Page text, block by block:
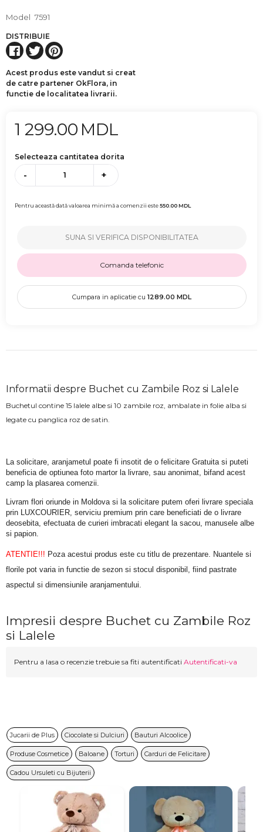
Model 7591
DISTRIBUIE
Acest produs este vandut si creat
de catre partener OkFlora, in
functie de localitatea livrarii.
1 299.00 MDL
Selecteaza cantitatea dorita
- +
Pentru această dată valoarea minimă a comenzii este550.00MDL
SUNA SI VERIFICA DISPONIBILITATEA
Comanda telefonic
Cumpara in aplicatie cu 1289.00 MDL
Informatii despre Buchet cu Zambile Roz si Lalele
Buchetul contine 15 lalele albe si 10 zambile roz, ambalate in folie alba si
legate cu panglica roz de satin.
La solicitare, aranjametul poate fi insotit de o felicitare Gratuita si puteti
beneficia de optiunea foto martor la livrare, sau anonimat, bifand acest
camp la plasarea comenzii.
Livram flori oriunde in Moldova si la solicitare putem oferi livrare speciala
prin LUXCOURIER, serviciu premium prin care beneficiati de o livrare
deosebita, efectuata de curieri imbracati elegant la sacou, manusele albe
si papion.
ATENTIE!!! Poza acestui produs este cu titlu de prezentare. Nuantele si
florile pot varia in functie de sezon si stocul disponibil, fiind pastrate
aspectul si dimensiunile aranjamentului.
Impresii despre Buchet cu Zambile Roz
si Lalele
Pentru a lasa o recenzie trebuie sa fiti autentificati Autentificati-va
Jucarii de Plus Ciocolate si Dulciuri Bauturi Alcoolice
Produse Cosmetice Baloane Torturi Carduri de Felicitare
Cadou Ursuleti cu Bijuterii